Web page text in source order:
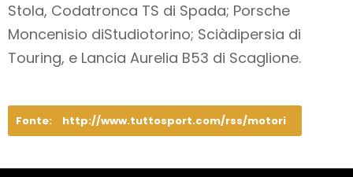
Stola, Codatronca TS di Spada; Porsche
Moncenisio diStudiotorino; Sciàdipersia di
Touring, e Lancia Aurelia B53 di Scaglione.
Fonte: http://www.tuttosport.com/rss/motori